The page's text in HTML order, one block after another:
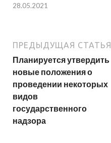
28.05.2021
ПРЕДЫДУЩАЯ СТАТЬЯ
Планируется утвердить
новые положения о
проведении некоторых
видов
государственного
надзора